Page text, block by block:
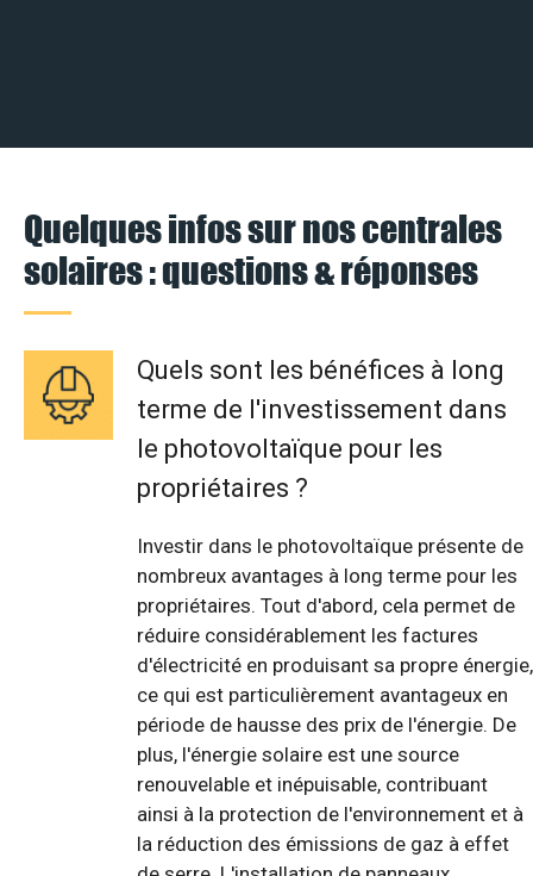
Quelques infos sur nos centrales
solaires : questions & réponses
Quels sont les bénéfices à long
terme de l'investissement dans
le photovoltaïque pour les
propriétaires ?
Investir dans le photovoltaïque présente de
nombreux avantages à long terme pour les
propriétaires. Tout d'abord, cela permet de
réduire considérablement les factures
d'électricité en produisant sa propre énergie,
ce qui est particulièrement avantageux en
période de hausse des prix de l'énergie. De
plus, l'énergie solaire est une source
renouvelable et inépuisable, contribuant
ainsi à la protection de l'environnement et à
la réduction des émissions de gaz à effet